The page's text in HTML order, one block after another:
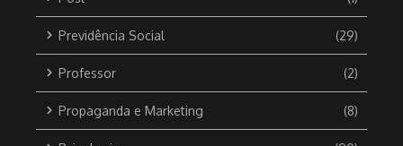
Previdência Social (29)
Professor (2)
Propaganda e Marketing (8)